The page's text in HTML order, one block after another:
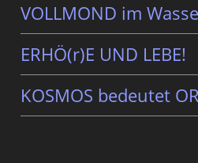
VOLLMOND im
ERHÖ(r)E UND LEBE!
KOSMOS bedeutet